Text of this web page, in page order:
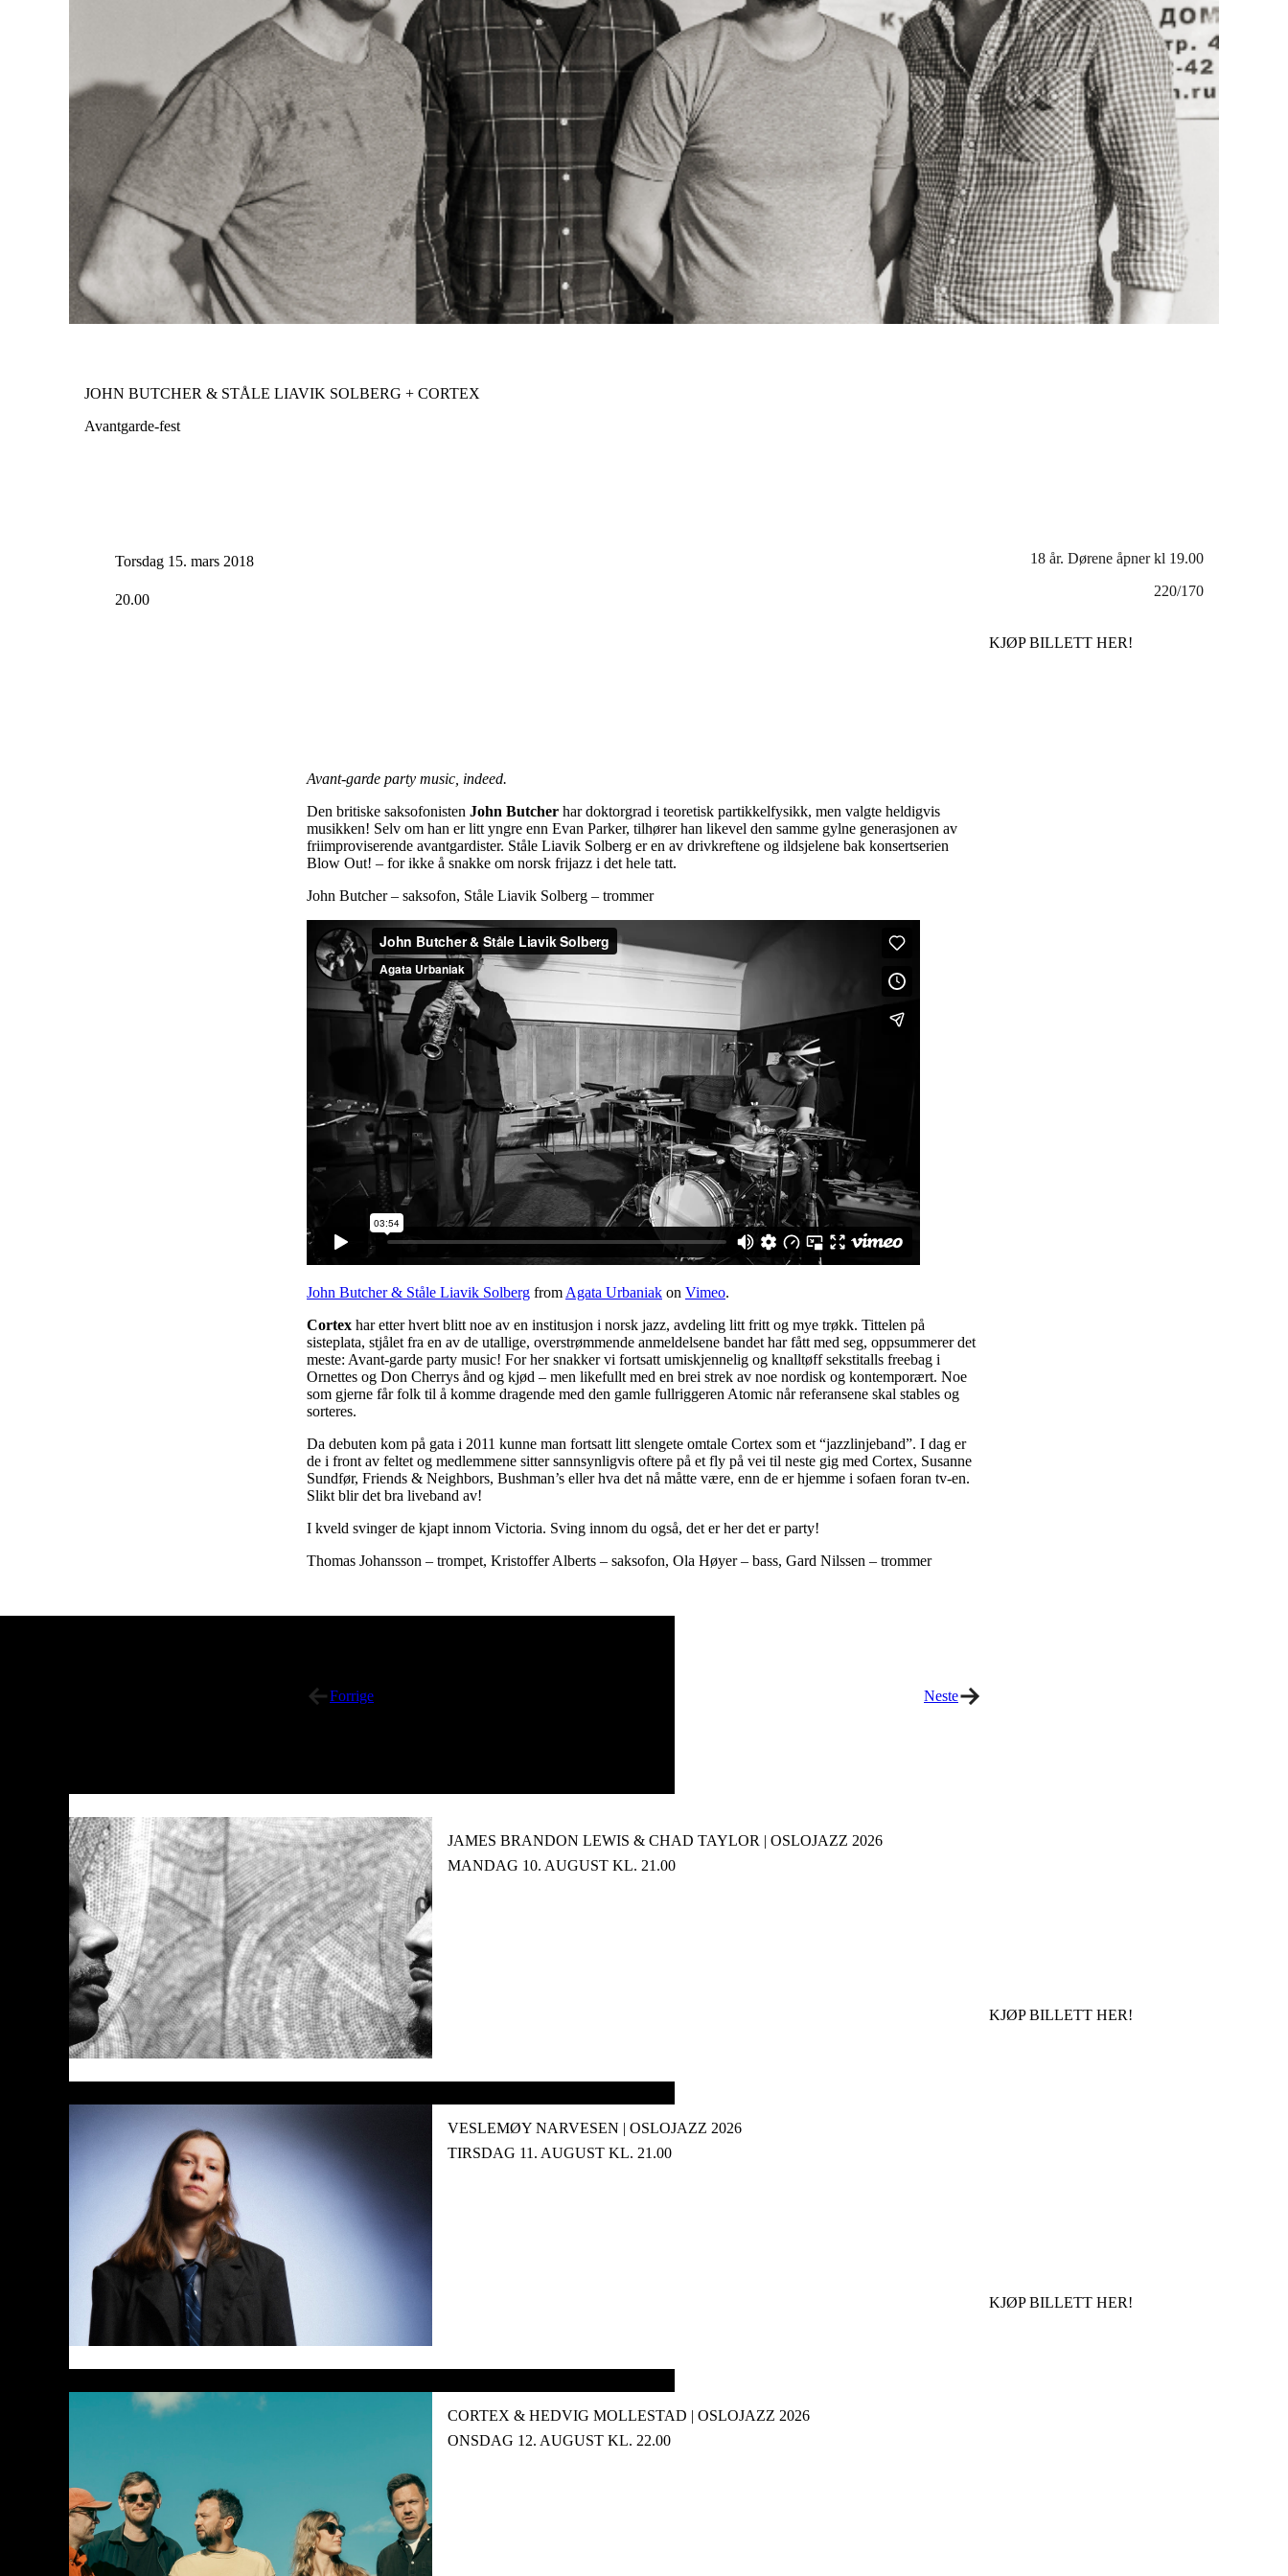
JOHN BUTCHER & STÅLE LIAVIK SOLBERG + CORTEX
Avantgarde-fest
Torsdag 15. mars 2018
20.00
18 år. Dørene åpner kl 19.00
220/170
KJØP BILLETT HER!
Avant-garde party music, indeed.
Den britiske saksofonisten John Butcher har doktorgrad i teoretisk partikkelfysikk, men valgte heldigvis
musikken! Selv om han er litt yngre enn Evan Parker, tilhører han likevel den samme gylne generasjonen av
friimproviserende avantgardister. Ståle Liavik Solberg er en av drivkreftene og ildsjelene bak konsertserien
Blow Out! – for ikke å snakke om norsk frijazz i det hele tatt.
John Butcher – saksofon, Ståle Liavik Solberg – trommer
John Butcher & Ståle Liavik Solberg from Agata Urbaniak on Vimeo.
Cortex har etter hvert blitt noe av en institusjon i norsk jazz, avdeling litt fritt og mye trøkk. Tittelen på
sisteplata, stjålet fra en av de utallige, overstrømmende anmeldelsene bandet har fått med seg, oppsummerer det
meste: Avant-garde party music! For her snakker vi fortsatt umiskjennelig og knalltøff sekstitalls freebag i
Ornettes og Don Cherrys ånd og kjød – men likefullt med en brei strek av noe nordisk og kontemporært. Noe
som gjerne får folk til å komme dragende med den gamle fullriggeren Atomic når referansene skal stables og
sorteres.
Da debuten kom på gata i 2011 kunne man fortsatt litt slengete omtale Cortex som et “jazzlinjeband”. I dag er
de i front av feltet og medlemmene sitter sannsynligvis oftere på et fly på vei til neste gig med Cortex, Susanne
Sundfør, Friends & Neighbors, Bushman’s eller hva det nå måtte være, enn de er hjemme i sofaen foran tv-en.
Slikt blir det bra liveband av!
I kveld svinger de kjapt innom Victoria. Sving innom du også, det er her det er party!
Thomas Johansson – trompet, Kristoffer Alberts – saksofon, Ola Høyer – bass, Gard Nilssen – trommer
Forrige Neste
JAMES BRANDON LEWIS & CHAD TAYLOR | OSLOJAZZ 2026
MANDAG 10. AUGUST KL. 21.00
KJØP BILLETT HER!
VESLEMØY NARVESEN | OSLOJAZZ 2026
TIRSDAG 11. AUGUST KL. 21.00
KJØP BILLETT HER!
CORTEX & HEDVIG MOLLESTAD | OSLOJAZZ 2026
ONSDAG 12. AUGUST KL. 22.00